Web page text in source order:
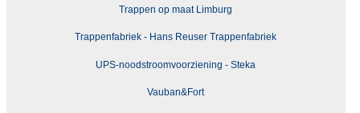
Trappen op maat Limburg
Trappenfabriek - Hans Reuser Trappenfabriek
UPS-noodstroomvoorziening - Steka
Vauban&Fort